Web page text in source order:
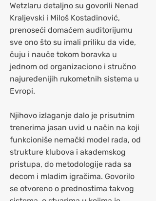
Wetzlaru detaljno su govorili Nenad
Kraljevski i Miloš Kostadinović,
prenoseći domaćem auditorijumu
sve ono što su imali priliku da vide,
čuju i nauče tokom boravka u
jednom od organizaciono i stručno
najuređenijih rukometnih sistema u
Evropi.
Njihovo izlaganje dalo je prisutnim
trenerima jasan uvid u način na koji
funkcioniše nemački model rada, od
strukture klubova i akademskog
pristupa, do metodologije rada sa
decom i mladim igračima. Govorilo
se otvoreno o prednostima takvog